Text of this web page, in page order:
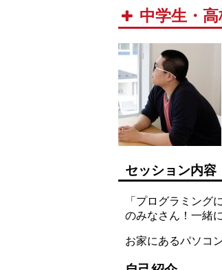
中学生・
セッション内容
「プログラミング
のみなさん！一緒
お家にあるパソコ